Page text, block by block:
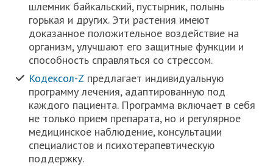
шлемник байкальский, пустырник, полынь
горькая и других. Эти растения имеют
доказанное положительное воздействие на
организм, улучшают его защитные функции и
способность справляться со стрессом.
Кодексол-Z предлагает индивидуальную
программу лечения, адаптированную под
каждого пациента. Программа включает в себя
не только прием препарата, но и регулярное
медицинское наблюдение, консультации
специалистов и психотерапевтическую
поддержку.